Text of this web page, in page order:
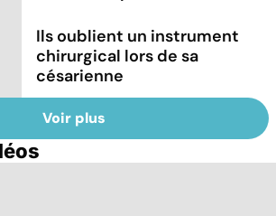
Ils oublient un instrument
chirurgical lors de sa
césarienne
Voir plus